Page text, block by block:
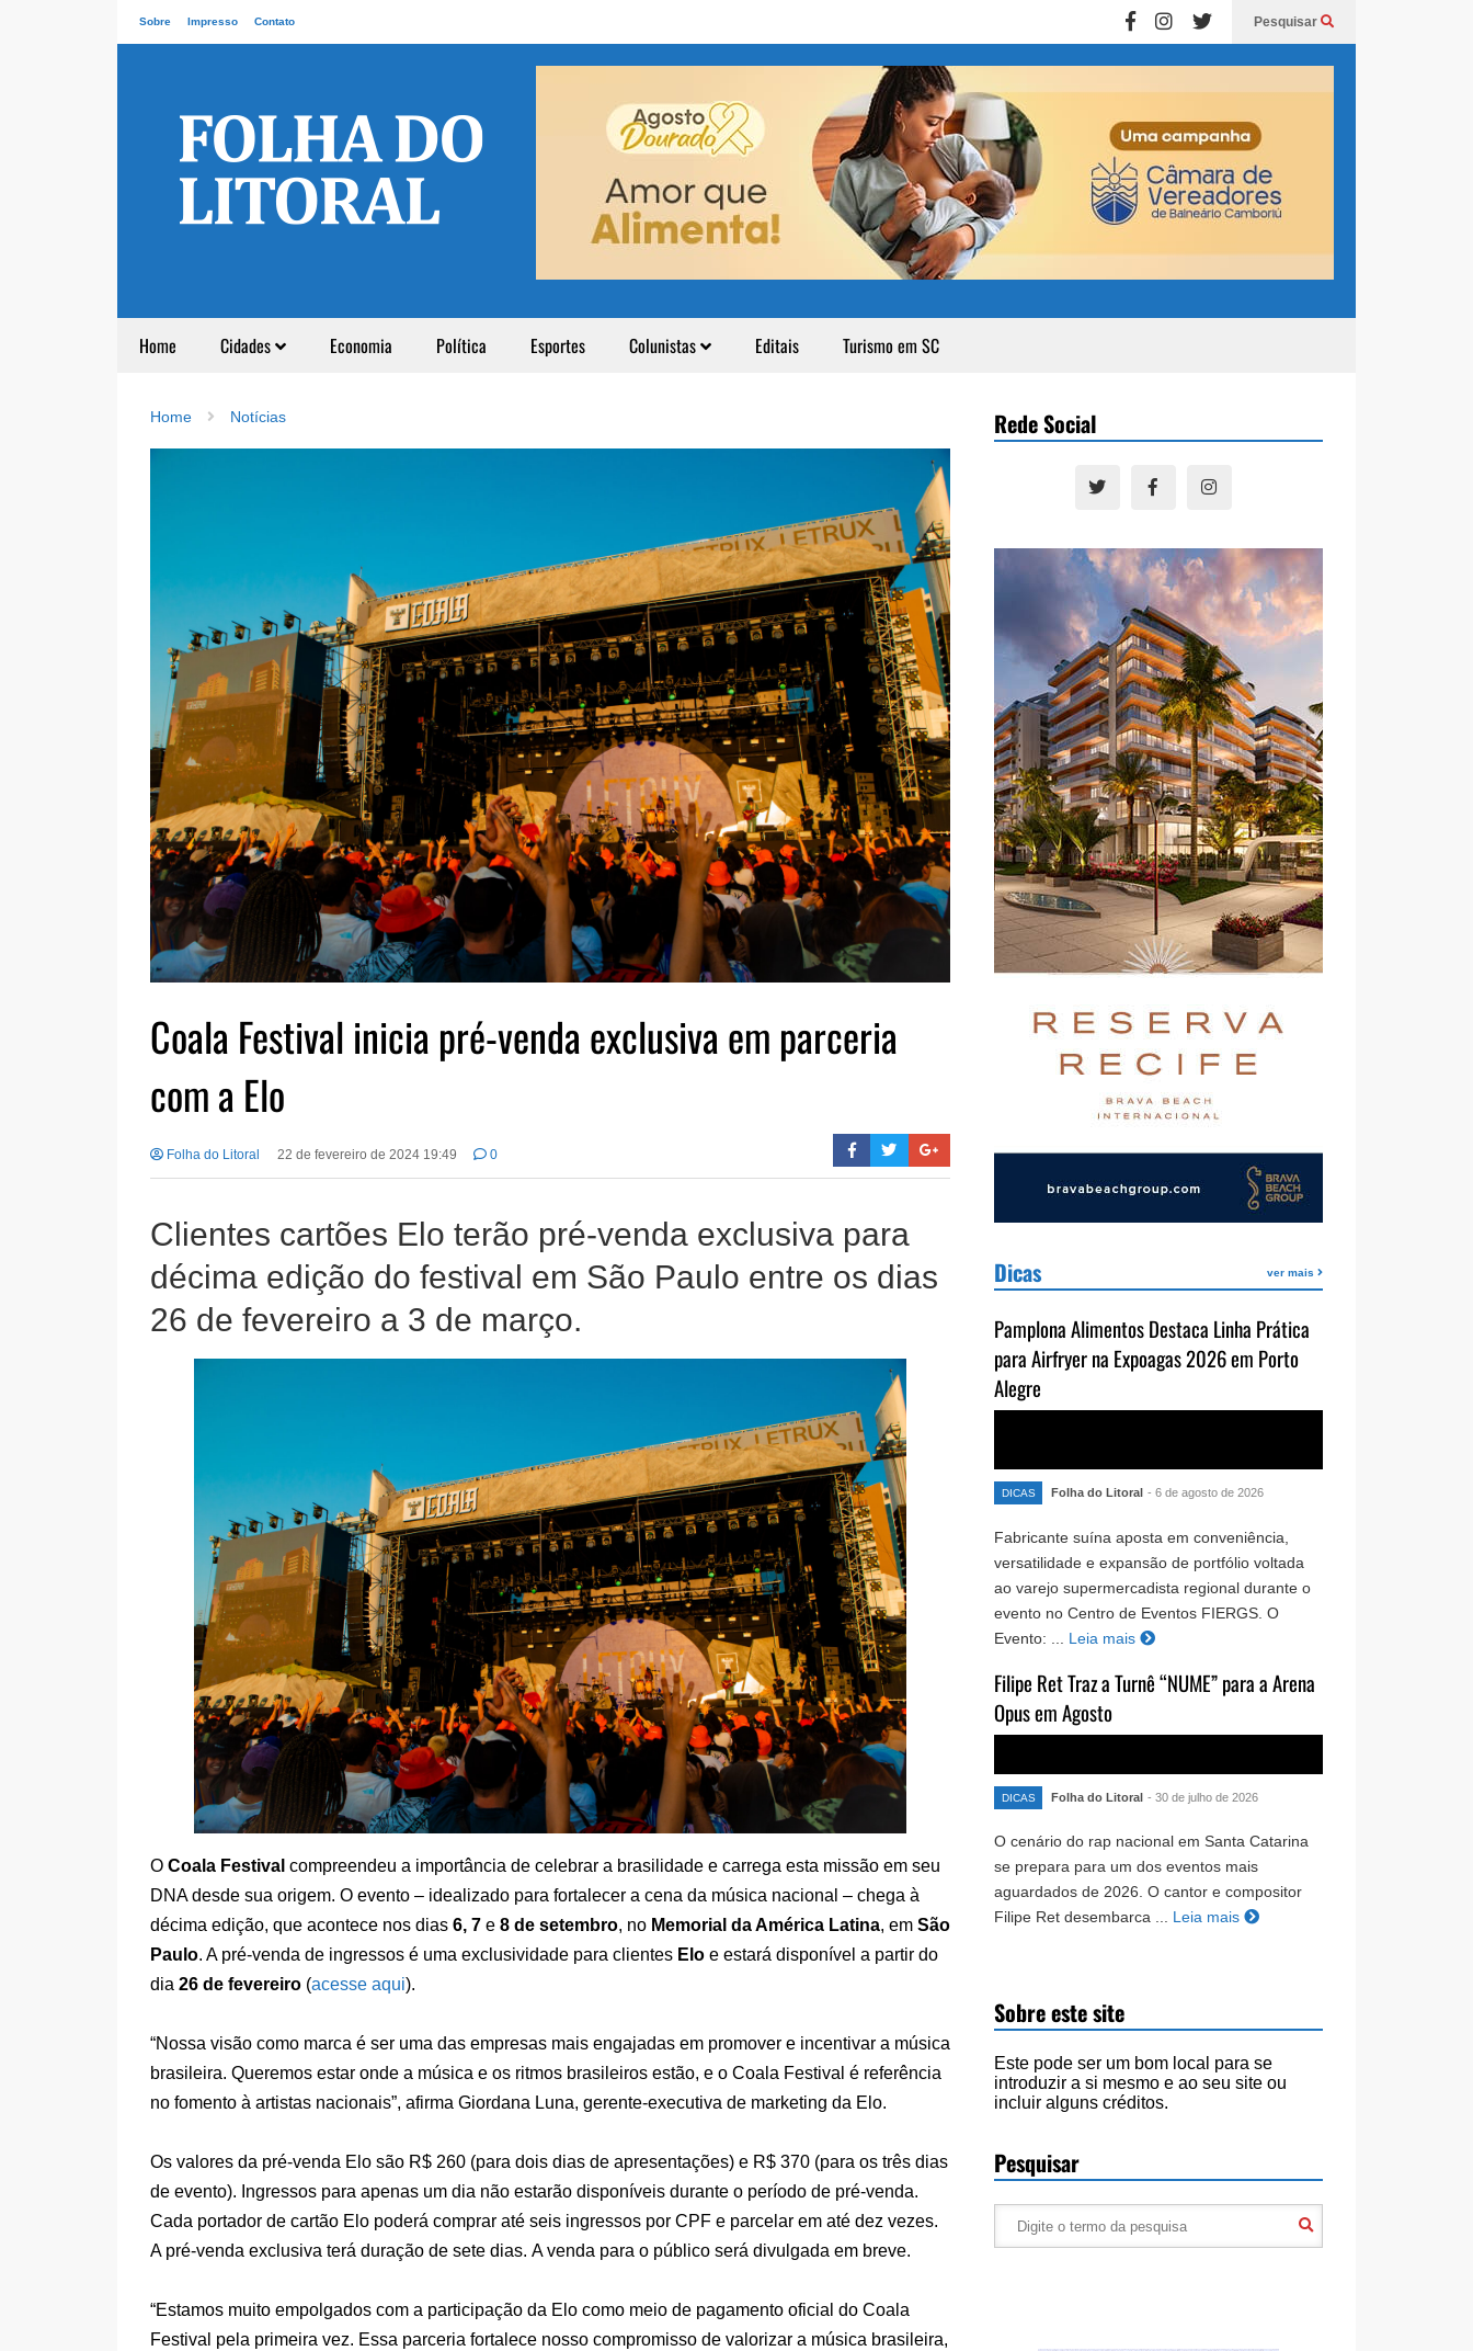
Sobre Impresso Contato Pesquisar
Home Cidades Economia Política Esportes Colunistas Editais Turismo em SC
Home Notícias
Coala Festival inicia pré-venda exclusiva em parceria
com a Elo
Folha do Litoral 22 de fevereiro de 2024 19:49 0
Clientes cartões Elo terão pré-venda exclusiva para
décima edição do festival em São Paulo entre os dias
26 de fevereiro a 3 de março.
O Coala Festival compreendeu a importância de celebrar a brasilidade e carrega esta missão em seu
DNA desde sua origem. O evento – idealizado para fortalecer a cena da música nacional – chega à
décima edição, que acontece nos dias 6, 7 e 8 de setembro, no Memorial da América Latina, em São
Paulo. A pré-venda de ingressos é uma exclusividade para clientes Elo e estará disponível a partir do
dia 26 de fevereiro (acesse aqui).
“Nossa visão como marca é ser uma das empresas mais engajadas em promover e incentivar a música
brasileira. Queremos estar onde a música e os ritmos brasileiros estão, e o Coala Festival é referência
no fomento à artistas nacionais”, afirma Giordana Luna, gerente-executiva de marketing da Elo.
Os valores da pré-venda Elo são R$ 260 (para dois dias de apresentações) e R$ 370 (para os três dias
de evento). Ingressos para apenas um dia não estarão disponíveis durante o período de pré-venda.
Cada portador de cartão Elo poderá comprar até seis ingressos por CPF e parcelar em até dez vezes.
A pré-venda exclusiva terá duração de sete dias. A venda para o público será divulgada em breve.
“Estamos muito empolgados com a participação da Elo como meio de pagamento oficial do Coala
Festival pela primeira vez. Essa parceria fortalece nosso compromisso de valorizar a música brasileira,
Rede Social
Dicas ver mais
Pamplona Alimentos Destaca Linha Prática
para Airfryer na Expoagas 2026 em Porto
Alegre
DICAS Folha do Litoral - 6 de agosto de 2026
Fabricante suína aposta em conveniência,
versatilidade e expansão de portfólio voltada
ao varejo supermercadista regional durante o
evento no Centro de Eventos FIERGS. O
Evento: ...
Leia mais
Filipe Ret Traz a Turnê “NUME” para a Arena
Opus em Agosto
DICAS Folha do Litoral - 30 de julho de 2026
O cenário do rap nacional em Santa Catarina
se prepara para um dos eventos mais
aguardados de 2026. O cantor e compositor
Filipe Ret desembarca ... Leia mais
Sobre este site
Este pode ser um bom local para se
introduzir a si mesmo e ao seu site ou
incluir alguns créditos.
Pesquisar